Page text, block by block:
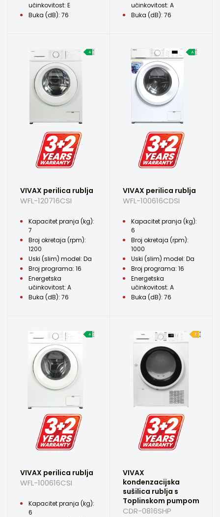
učinkovitost: E
Buka (dB): 76
učinkovitost: A
Buka (dB): 76
VIVAX perilica rublja
WFL-120716CSI
Kapacitet pranja (kg):
7
Broj okretaja (rpm):
1200
Uski (slim) model: Da
Broj programa: 16
Energetska
učinkovitost: A
Buka (dB): 76
VIVAX perilica rublja
WFL-100616CDSI
Kapacitet pranja (kg):
6
Broj okretaja (rpm):
1000
Uski (slim) model: Da
Broj programa: 16
Energetska
učinkovitost: A
Buka (dB): 76
VIVAX perilica rublja
WFL-100616CSI
Kapacitet pranja (kg):
6
VIVAX
kondenzacijska
sušilica rublja s
Toplinskom pumpom
CDR-0816SHP